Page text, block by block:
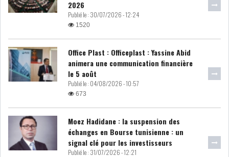
ASSEMBLÉE DES
PEUPLE (ARP)
SLAH ZOUARI NOMMÉ
2026
Publié le : 30/07/2026 - 12:24
1520
Office Plast : Officeplast : Yassine Abid
animera une communication financière
le 5 août
Publié le : 04/08/2026 - 10:57
673
Moez Hadidane : la suspension des
échanges en Bourse tunisienne : un
signal clé pour les investisseurs
Publié le : 31/07/2026 - 12:21